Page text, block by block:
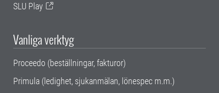
SLU Play
Vanliga verktyg
Proceedo (beställningar, fakturor)
Primula (ledighet, sjukanmälan, lönespec m.m.)